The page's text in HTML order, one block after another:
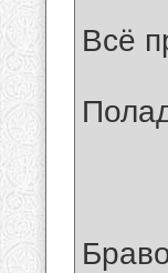
Всё